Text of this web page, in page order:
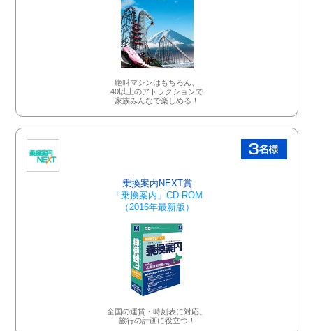
絶叫マシンはもちろん、
40以上のアトラクションで
家族みんなで楽しめる！
乗換案内NEXT賞
「乗換案内」CD-ROM
（2016年最新版）
全国の運賃・時刻表に対応。
旅行の計画に役立つ！